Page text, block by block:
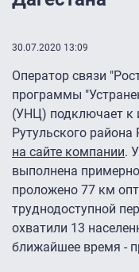
30.07.2020 13:09
Оператор связи
программы
(УНЦ) подключает к
Рутульского района
на сайте компании.
выполнена
проложено 77 км
труднодоступной
охватили 13
ближайшее время -